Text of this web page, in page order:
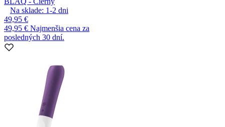
Na sklade: 1-2 dni
49,95 €
49,95 € Najmenšia cena za
posledných 30 dní.